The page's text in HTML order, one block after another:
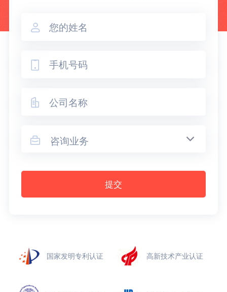



 咨询业务
提交
国家发明专利认证 高新技术产业认证